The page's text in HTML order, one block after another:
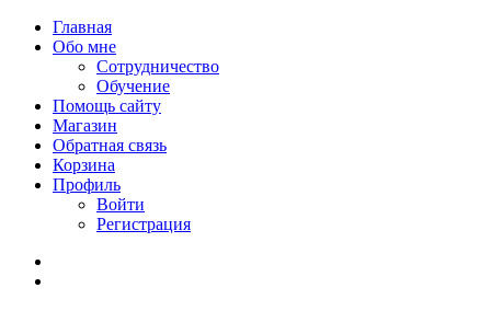
Главная
Обо мне
Сотрудничество
Обучение
Помощь сайту
Магазин
Обратная связь
Корзина
Профиль
Войти
Регистрация